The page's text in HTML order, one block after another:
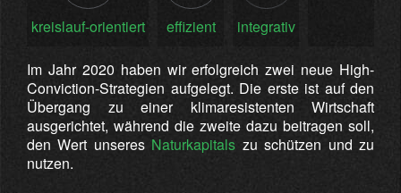
kreislauf-orientiert effizient integrativ
Im Jahr 2020 haben wir erfolgreich zwei neue High-
Conviction-Strategien aufgelegt. Die erste ist auf den
Übergang zu einer klimaresistenten Wirtschaft
ausgerichtet, während die zweite dazu beitragen soll,
den Wert unseres Naturkapitals zu schützen und zu
nutzen.